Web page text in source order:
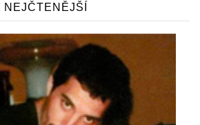
NEJČTENĚJŠÍ